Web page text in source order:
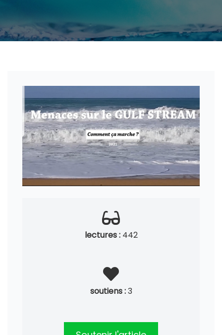
lectures :442
soutiens :3